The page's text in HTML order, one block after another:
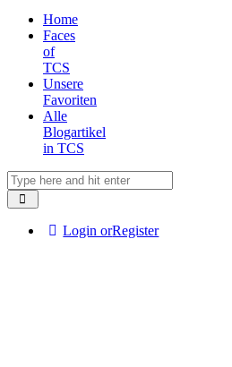
Home
Faces
of
TCS
Unsere
Favoriten
Alle
Blogartikel
in TCS
Login orRegister